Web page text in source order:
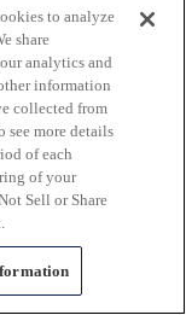
オンライン版統合
to analyze
share
analytics and
information
collected from
see more details
of each
of your
Sell or Share